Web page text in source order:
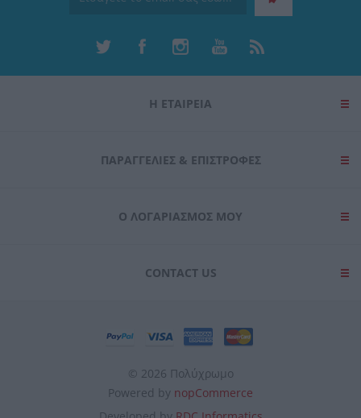
Η ΕΤΑΙΡΕΙΑ
ΠΑΡΑΓΓΕΛΊΕΣ & ΕΠΙΣΤΡΟΦΈΣ
Ο ΛΟΓΑΡΙΑΣΜΌΣ ΜΟΥ
CONTACT US
© 2026 Πολύχρωμο
Powered by nopCommerce